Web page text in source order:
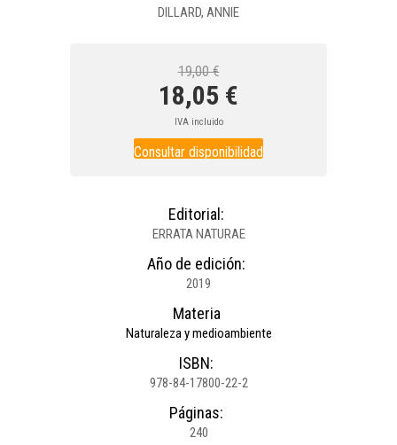
DILLARD, ANNIE
19,00 €
18,05 €
IVA incluido
Consultar disponibilidad
Editorial:
ERRATA NATURAE
Año de edición:
2019
Materia
Naturaleza y medioambiente
ISBN:
978-84-17800-22-2
Páginas:
240